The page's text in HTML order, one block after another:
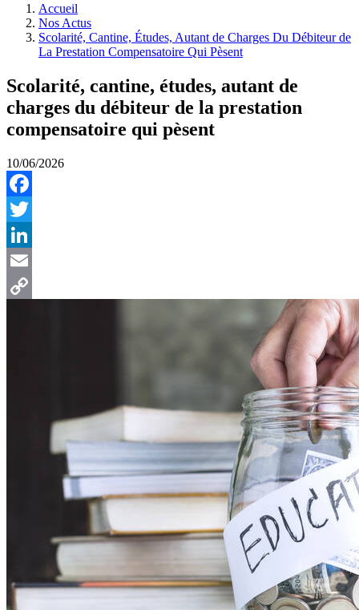
Accueil
Nos Actus
Scolarité, Cantine, Études, Autant de Charges Du Débiteur de
La Prestation Compensatoire Qui Pèsent
Scolarité, cantine, études, autant de
charges du débiteur de la prestation
compensatoire qui pèsent
10/06/2026
Facebook
Twitter
LinkedIn
Email